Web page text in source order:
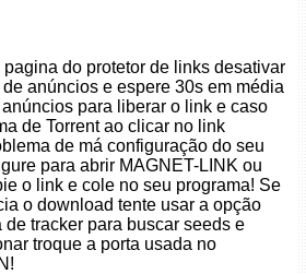
do protetor de links desativar
anúncios e espere 30s em média
para liberar o link e caso
de Torrent ao clicar no link
de má configuração do seu
para abrir MAGNET-LINK ou
o link e cole no seu programa! Se
o download tente usar a opção
tracker para buscar seeds e
troque a porta usada no